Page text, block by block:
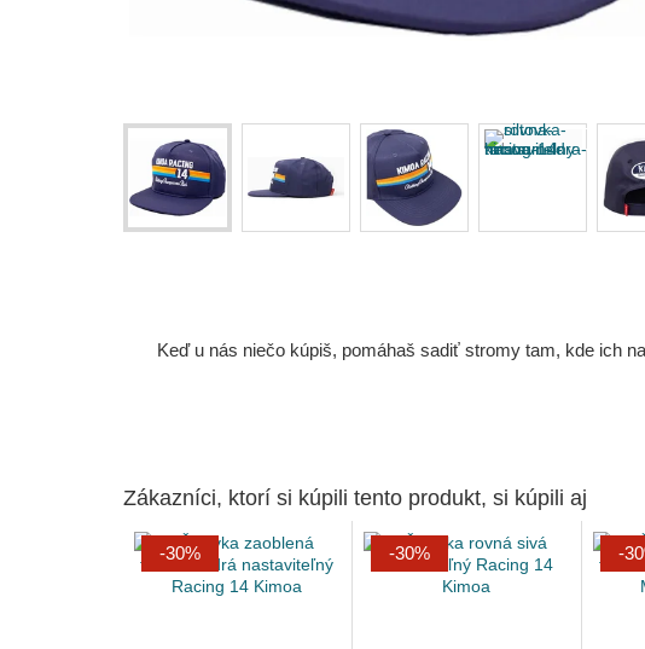
Keď u nás niečo kúpiš, pomáhaš sadiť stromy tam, kde ich
Zákazníci, ktorí si kúpili tento produkt, si kúpili aj
-30% -30% -